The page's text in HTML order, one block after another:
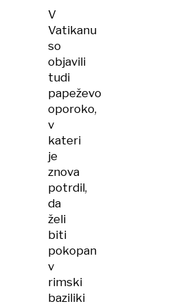
V
Vatikanu
so
objavili
tudi
papeževo
oporoko,
v
kateri
je
znova
potrdil,
da
želi
biti
pokopan
v
rimski
baziliki